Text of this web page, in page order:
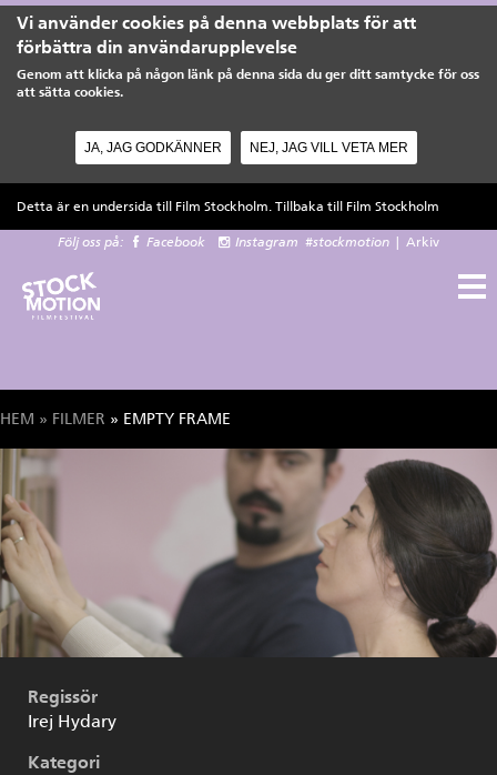
Vi använder cookies på denna webbplats för att
förbättra din användarupplevelse
Genom att klicka på någon länk på denna sida du ger ditt samtycke för oss
att sätta cookies.
JA, JAG GODKÄNNER NEJ, JAG VILL VETA MER
Detta är en undersida till Film Stockholm. Tillbaka till Film Stockholm
Följ oss på: Facebook Instagram #stockmotion Arkiv
Du är här
HEM » FILMER » EMPTY FRAME
Regissör
Irej Hydary
Kategori